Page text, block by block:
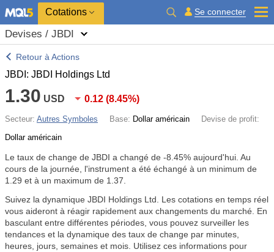
Cotations Se connecter
Devises / JBDI
Retour à Actions
JBDI: JBDI Holdings Ltd
1.30 USD 0.12 (8.45%)
Secteur: Autres Symboles Base: Dollar américain
Devise de profit:
Dollar américain
Le taux de change de JBDI a changé de -8.45% aujourd'hui. Au
cours de la journée, l'instrument a été échangé à un minimum de
1.29 et à un maximum de 1.37.
Suivez la dynamique JBDI Holdings Ltd. Les cotations en temps réel
vous aideront à réagir rapidement aux changements du marché. En
basculant entre différentes périodes, vous pouvez surveiller les
tendances et la dynamique des taux de change par minutes,
heures, jours, semaines et mois. Utilisez ces informations pour